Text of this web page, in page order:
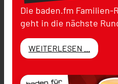
Die baden.fm Familien-
geht in die nächste
WEITERLESEN ...